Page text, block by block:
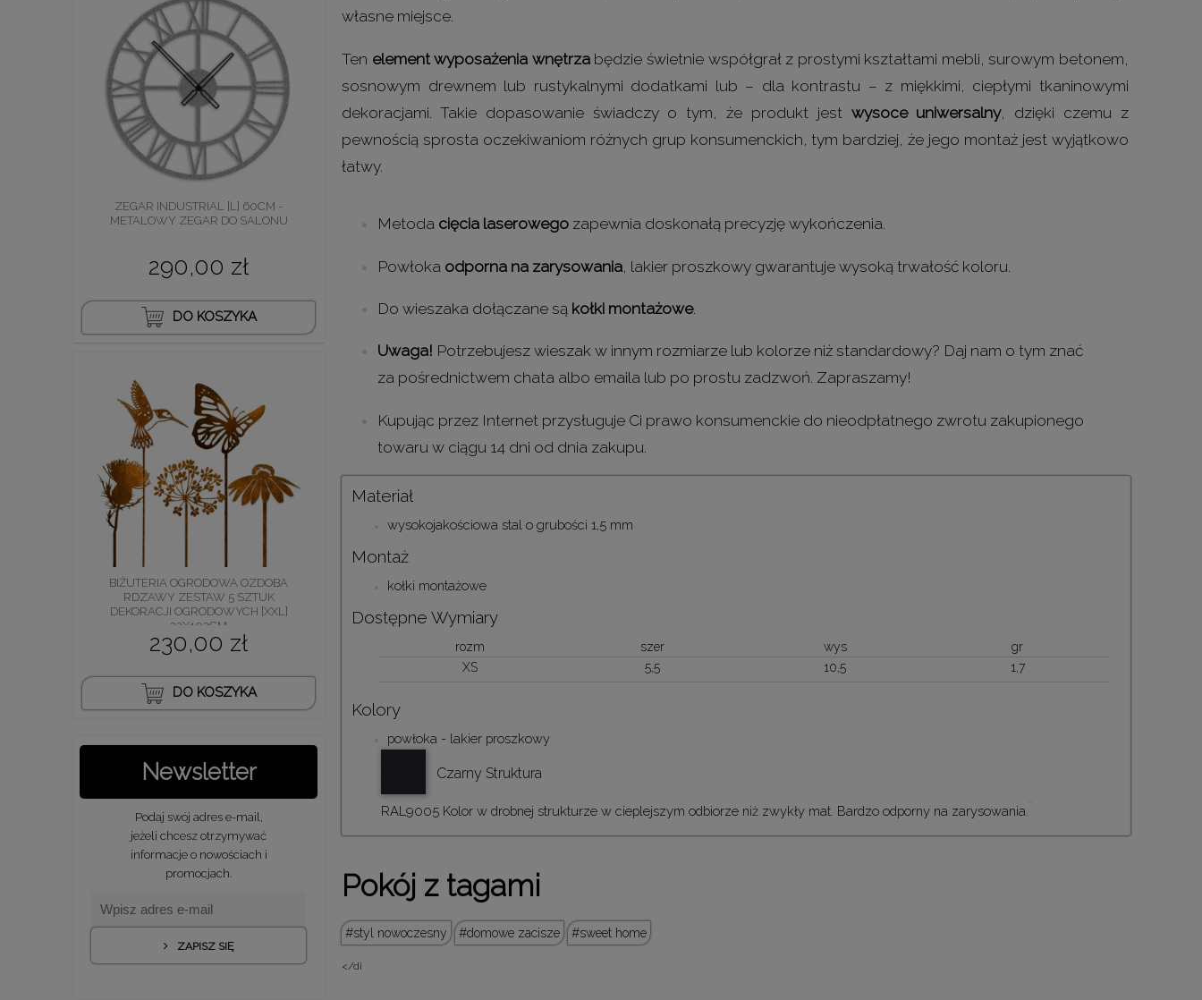
ZEGAR INDUSTRIAL [L] 60CM -
METALOWY ZEGAR DO SALONU
290,00 zł
DO KOSZYKA
BIŻUTERIA OGRODOWA OZDOBA
RDZAWY ZESTAW 5 SZTUK
DEKORACJI OGRODOWYCH [XXL]
22X102CM
230,00 zł
DO KOSZYKA
Newsletter
Podaj swój adres e-mail,
jeżeli chcesz otrzymywać
informacje o nowościach i
promocjach.
ZAPISZ SIĘ
własne miejsce.
Ten element wyposażenia wnętrzabędzie świetnie współgrał z prostymi kształtami mebli, surowym betonem,
sosnowym drewnem lub rustykalnymi dodatkami lub – dla kontrastu – z miękkimi, ciepłymi tkaninowymi
dekoracjami. Takie dopasowanie świadczy o tym, że produkt jest wysoce uniwersalny, dzięki czemu z
pewnością sprosta oczekiwaniom różnych grup konsumenckich, tym bardziej, że jego montaż jest wyjątkowo
łatwy.
Metoda cięcia laserowego zapewnia doskonałą precyzję wykończenia.
Powłoka odporna na zarysowania , lakier proszkowy gwarantuje wysoką trwałość koloru.
Do wieszaka dołączane są kołki montażowe.
Uwaga! Potrzebujesz wieszak w innym rozmiarze lub kolorze niż standardowy? Daj nam o tym znać
za pośrednictwem chata albo emaila lub po prostu zadzwoń. Zapraszamy!
Kupując przez Internet przysługuje Ci prawo konsumenckie do nieodpłatnego zwrotu zakupionego
towaru w ciągu 14 dni od dnia zakupu.
Materiał
wysokojakościowa stal o grubości 1,5 mm
Montaż
kołki montażowe
Dostępne Wymiary
rozm szer wys
gr
XS
5,5 10,5 1,7
Kolory
powłoka - lakier proszkowy
Czarny Struktura
RAL9005 Kolor w drobnej strukturze w cieplejszym odbiorze niż zwykły mat. Bardzo odporny na zarysowania.
Pokój z tagami
styl nowoczesny domowe zacisze sweet home
</di